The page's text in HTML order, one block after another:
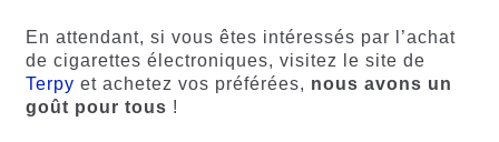
En attendant, si vous êtes intéressés par l’achat
de cigarettes électroniques, visitez le site de
Terpy et achetez vos préférées, nous avons un
goût pour tous !